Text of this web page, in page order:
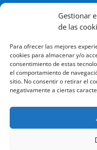
Gestionar
de las
Para ofrecer las mejores
cookies para almacenar y/o
consentimiento de estas
el comportamiento de
sitio. No consentir o retirar el
negativamente a ciertas
Política de Privacidad
Aviso legal
Terminos y condiciones
© Todos los derechos